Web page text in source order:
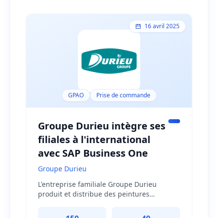
16 avril 2025
GPAO Prise de commande
Groupe Durieu intègre ses
filiales à l'international
avec SAP Business One
Groupe Durieu
L'entreprise familiale Groupe Durieu
produit et distribue des peintures
l'Europe et aux Etats-Unis. Le groupe fait